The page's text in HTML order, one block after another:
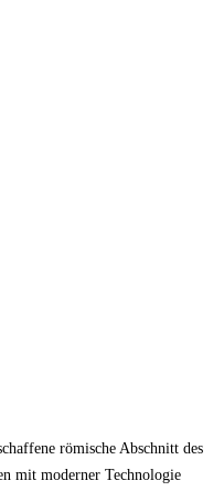
römische Abschnitt des
mit moderner Technologie